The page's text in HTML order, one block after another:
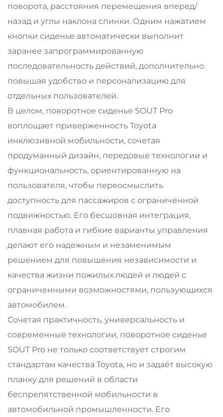
поворота, расстояния перемещения вперед/
назад и углы наклона спинки. Одним нажатием
кнопки сиденье автоматически выполнит
заранее запрограммированную
последовательность действий, дополнительно
повышая удобство и персонализацию для
отдельных пользователей.
В целом, поворотное сиденье SOUT Pro
воплощает приверженность Toyota
инклюзивной мобильности, сочетая
продуманный дизайн, передовые технологии и
функциональность, ориентированную на
пользователя, чтобы переосмыслить
доступность для пассажиров с ограниченной
подвижностью. Его бесшовная интеграция,
плавная работа и гибкие варианты управления
делают его надежным и незаменимым
решением для повышения независимости и
качества жизни пожилых людей и людей с
ограниченными возможностями, пользующихся
автомобилем.
Сочетая практичность, универсальность и
современные технологии, поворотное сиденье
SOUT Pro не только соответствует строгим
стандартам качества Toyota, но и задаёт высокую
планку для решений в области
беспрепятственной мобильности в
автомобильной промышленности. Его